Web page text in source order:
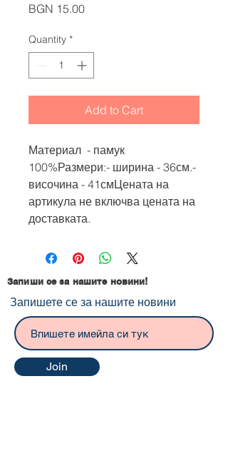
BGN 15.00Price
Quantity *
Add to Cart
Материал  - памук
100%Размери:- ширина - 36см.-
височина - 41смЦената на
артикула не включва цената на
доставката.
Запиши се за нашите новини!
Запишете се за нашите новини
Join